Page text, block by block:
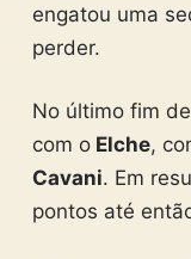
engatou uma
perder.
No último fim
com oElche,
Cavani. Em
pontos até